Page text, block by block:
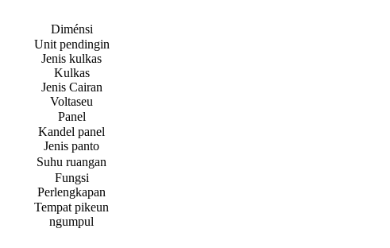
Diménsi
Unit pendingin
Jenis kulkas
Kulkas
Jenis Cairan
Voltaseu
Panel
Kandel panel
Jenis panto
Suhu ruangan
Fungsi
Perlengkapan
Tempat pikeun
ngumpul